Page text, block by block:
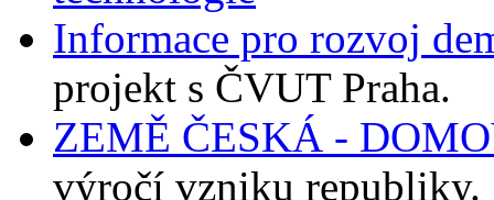
Informace pro rozvoj
projekt s ČVUT Praha.
ZEMĚ ČESKÁ -
výročí vzniku republiky.